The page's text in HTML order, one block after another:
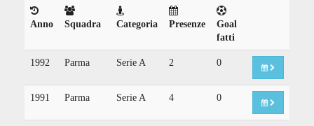
Anno Squadra Categoria Presenze
Goal
fatti
1992 Parma Serie A 2 0
1991 Parma Serie A 4 0